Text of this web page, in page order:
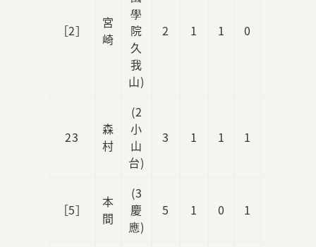
［2］
宮
崎
學
院
久
我
山)
2 1 1 0
23
森
村
(2
小
山
台)
3 1 1 1
［5］
本
間
(3
慶
應)
5 1 0 1